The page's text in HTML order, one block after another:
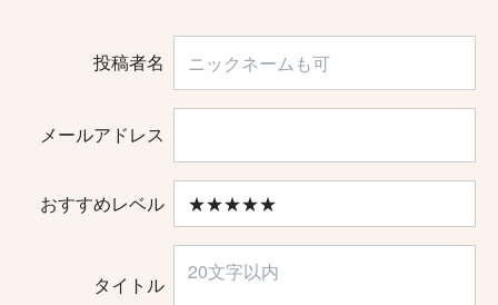
投稿者名
メールアドレス
おすすめレベル
タイトル